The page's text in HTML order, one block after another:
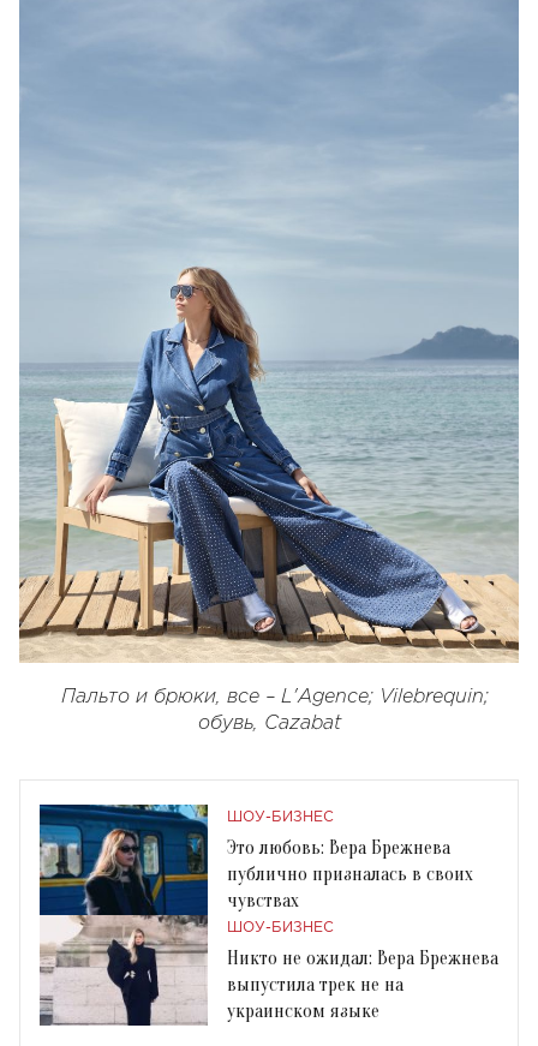
Пальто и брюки, все – L'Agence; Vilebrequin;
обувь, Cazabat
ШОУ-БИЗНЕС
Это любовь: Вера Брежнева
публично призналась в своих
чувствах
ШОУ-БИЗНЕС
Никто не ожидал: Вера Брежнева
выпустила трек не на
украинском языке